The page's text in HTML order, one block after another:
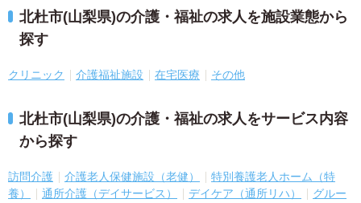
北杜市(山梨県)の介護・福祉の求人を施設業態から
探す
クリニック 介護福祉施設 在宅医療 その他
北杜市(山梨県)の介護・福祉の求人をサービス内容
から探す
訪問介護 介護老人保健施設（老健）
特別養護老人ホーム（特
養）
通所介護（デイサービス） デイケア（通所リハ）
グルー